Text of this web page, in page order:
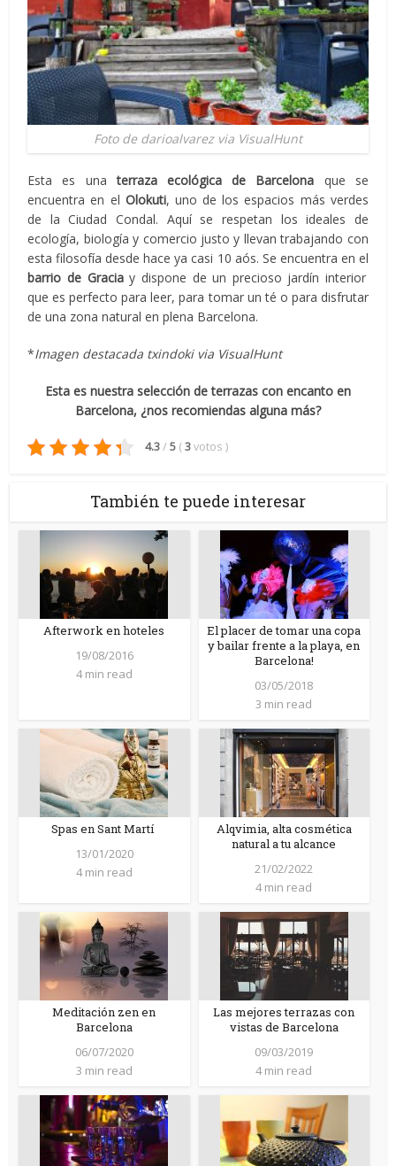
Foto de darioalvarez via VisualHunt
Esta es unaterraza ecológica de Barcelona que se
encuentra en el Olokuti, uno de los espacios más verdes
de la Ciudad Condal. Aquí se respetan los ideales de
ecología, biología y comercio justo y llevan trabajando con
esta filosofía desde hace ya casi 10 aós. Se encuentra en el
barrio de Graciay dispone de un precioso jardín interior
que es perfecto para leer, para tomar un té o para disfrutar
de una zona natural en plena Barcelona.
*Imagen destacada txindoki via VisualHunt
Esta es nuestra selección de terrazas con encanto en
Barcelona, ¿nos recomiendas alguna más?
4.3/ 5 (3votos )
También te puede interesar
Afterwork en hoteles
19/08/2016
4 min read
El placer de tomar una copa
y bailar frente a la playa, en
Barcelona!
03/05/2018
3 min read
Spas en Sant Martí
13/01/2020
4 min read
Alqvimia, alta cosmética
natural a tu alcance
21/02/2022
4 min read
Meditación zen en
Barcelona
06/07/2020
3 min read
Las mejores terrazas con
vistas de Barcelona
09/03/2019
4 min read